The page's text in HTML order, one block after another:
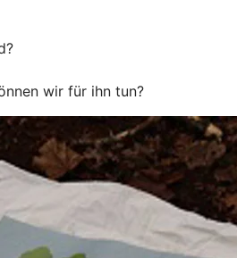
wir für ihn tun?